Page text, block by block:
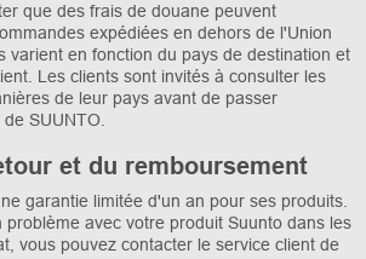
que des frais de douane peuvent
expédiées en dehors de l'Union
varient en fonction du pays de destination et
Les clients sont invités à consulter les
de leur pays avant de passer
SUUNTO.
et du remboursement
garantie limitée d'un an pour ses produits.
problème avec votre produit Suunto dans les
vous pouvez contacter le service client de